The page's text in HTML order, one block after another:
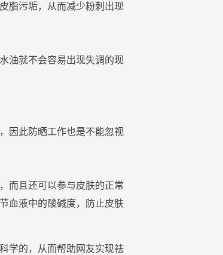
脂污垢，从而减少粉刺 出现
水油就不会容易出现失调的现
因此防晒工作也是不能忽视
而且还可以参与皮肤的正常
血液中的酸碱度，防止皮肤
学的，从而帮助网友实现祛